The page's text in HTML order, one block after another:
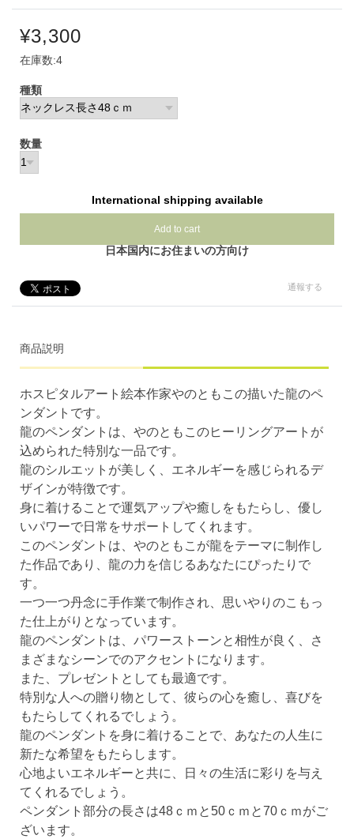
¥3,300
在庫数:4
種類
数量
International shipping available
Add to cart
日本国内にお住まいの方向け
通報する
商品説明
ホスピタルアート絵本作家やのともこの描いた龍のペ
ンダントです。
龍のペンダントは、やのともこのヒーリングアートが
込められた特別な一品です。
龍のシルエットが美しく、エネルギーを感じられるデ
ザインが特徴です。
身に着けることで運気アップや癒しをもたらし、優し
いパワーで日常をサポートしてくれます。
このペンダントは、やのともこが龍をテーマに制作し
た作品であり、龍の力を信じるあなたにぴったりで
す。
一つ一つ丹念に手作業で制作され、思いやりのこもっ
た仕上がりとなっています。
龍のペンダントは、パワーストーンと相性が良く、さ
まざまなシーンでのアクセントになります。
また、プレゼントとしても最適です。
特別な人への贈り物として、彼らの心を癒し、喜びを
もたらしてくれるでしょう。
龍のペンダントを身に着けることで、あなたの人生に
新たな希望をもたらします。
心地よいエネルギーと共に、日々の生活に彩りを与え
てくれるでしょう。
ペンダント部分の長さは48ｃｍと50ｃｍと70ｃｍがご
ざいます。